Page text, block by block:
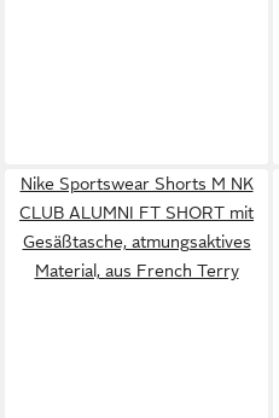
Nike Sportswear Shorts M NK
CLUB ALUMNI FT SHORT mit
Gesäßtasche, atmungsaktives
Material, aus French Terry